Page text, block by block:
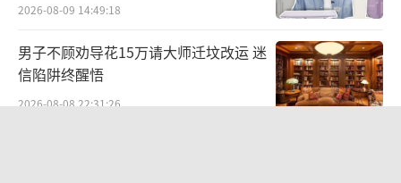
2026-08-09 14:49:18
男子不顾劝导花15万请大师迁坟改运 迷
信陷阱终醒悟
2026-08-08 22:31:26